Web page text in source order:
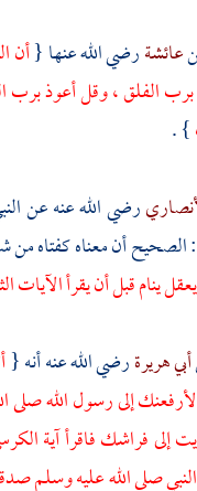
عائشةرضي الله عنها {أن
الفلق ، وقل أعوذ برب
} .
رضي الله عنه عن
أن معناه كفتاه من
ينام قبل أن يقرأ الآيات
أبي هريرةرضي الله عنه أنه {
لأرفعنك إلى رسول الله
إلى فراشك فاقرأ آية
صلى الله عليه وسلم